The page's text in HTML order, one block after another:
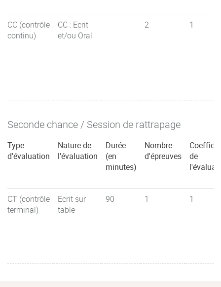
CC (contrôle
continu)
CC : Ecrit
et/ou Oral
2 1
Seconde chance / Session de rattrapage
Type
d'évaluation
Nature de
l'évaluation
Durée
(en
minutes)
Nombre
d'épreuves
de
CT (contrôle
terminal)
Ecrit sur
table
90 1 1